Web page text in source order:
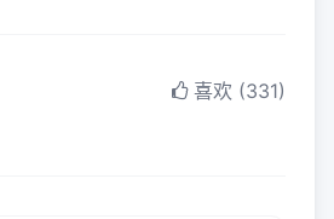
喜欢 (331)